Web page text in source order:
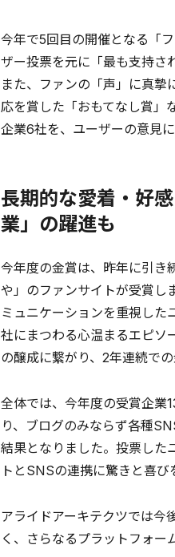
今年で5回目の開催となる「
ザー投票を元に「最も支持さ
また、ファンの「声」に真
応を賞した「おもてなし賞」
企業6社を、ユーザーの意見
長期的な愛着・好
業」の躍進も
今年度の金賞は、昨年に引
や」のファンサイトが受賞し
ミュニケーションを重視した
社にまつわる心温まるエピソ
の醸成に繋がり、2年連続で
全体では、今年度の受賞企業
り、ブログのみならず各種
結果となりました。投票した
トとSNSの連携に驚きと喜び
アライドアーキテクツでは今
く、さらなるプラットフォー